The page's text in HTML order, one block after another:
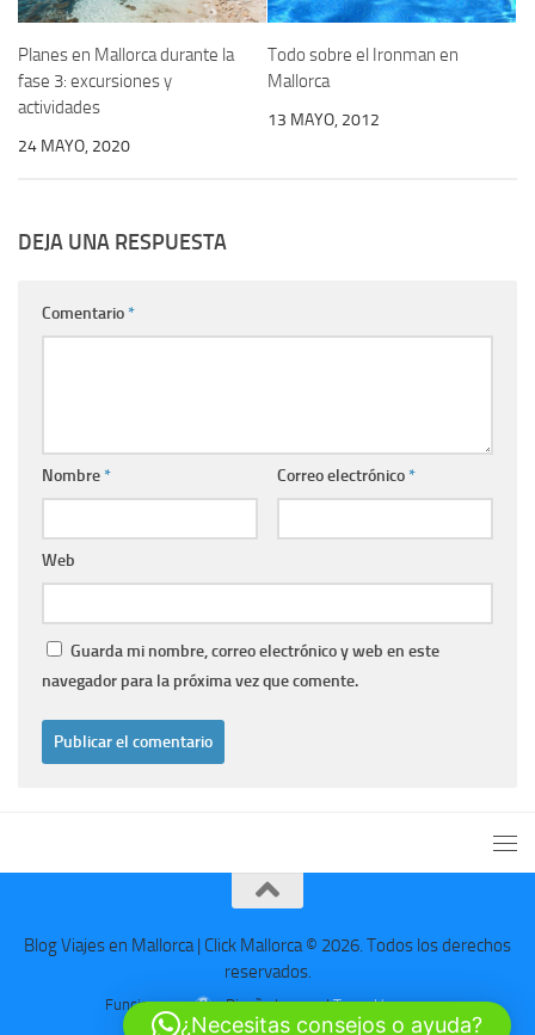
Planes en Mallorca durante la
fase 3: excursiones y
actividades
24 MAYO, 2020
Todo sobre el Ironman en
Mallorca
13 MAYO, 2012
DEJA UNA RESPUESTA
Comentario*
Nombre* Correo electrónico*
Web
Guarda mi nombre, correo electrónico y web en este
navegador para la próxima vez que comente.
Blog Viajes en Mallorca | Click Mallorca © 2026. Todos los derechos
reservados.
Funciona con - Diseñado con elTema Hueman
¿Necesitas consejos o ayuda?